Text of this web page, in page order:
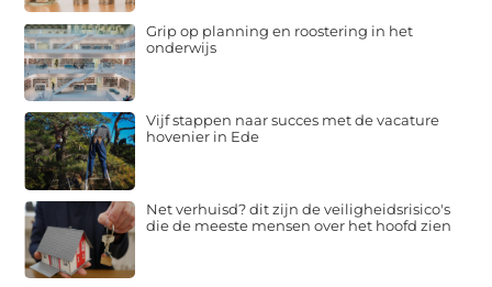
Grip op planning en roostering in het
onderwijs
Vijf stappen naar succes met de vacature
hovenier in Ede
Net verhuisd? dit zijn de veiligheidsrisico's
die de meeste mensen over het hoofd zien